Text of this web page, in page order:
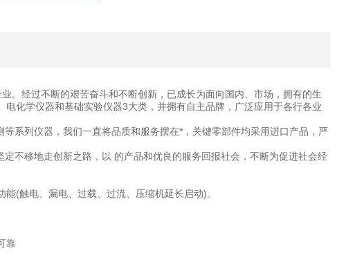
。经过不断的艰苦奋斗和不断创新，已成长为面向国内、市场，拥有的生
化学仪器和基础实验仪器3大类，并拥有自主品牌，广泛应用于各行各业
系列仪器，我们一直将品质和服务摆在*，关键零部件均采用进口产品，严
不移地走创新之路，以 的产品和优良的服务回报社会，不断为促进社会经
(触电、漏电、过载、过流、压缩机延长启动)。
靠